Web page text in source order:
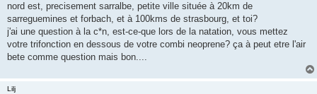
n
o
l
u
nord est, precisement sarralbe, petite ville située à 20km de
sarreguemines et forbach, et à 100kms de strasbourg, et toi?
j'ai une question à la c*n, est-ce-que lors de la natation, vous mettez
votre trifonction en dessous de votre combi neoprene? ça à peut etre l'air
bete comme question mais bon....
Lilj